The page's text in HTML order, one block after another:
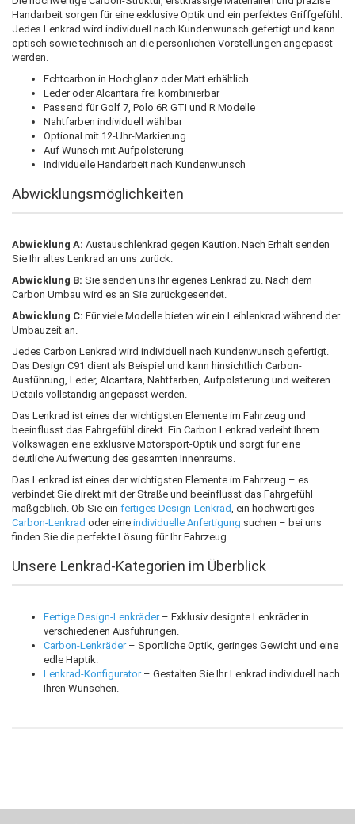
Handarbeit sorgen für eine exklusive Optik und ein perfektes Griffgefühl.
Jedes Lenkrad wird individuell nach Kundenwunsch gefertigt und kann
optisch sowie technisch an die persönlichen Vorstellungen angepasst
werden.
Echtcarbon in Hochglanz oder Matt erhältlich
Leder oder Alcantara frei kombinierbar
Passend für Golf 7, Polo 6R GTI und R Modelle
Nahtfarben individuell wählbar
Optional mit 12-Uhr-Markierung
Auf Wunsch mit Aufpolsterung
Individuelle Handarbeit nach Kundenwunsch
Abwicklungsmöglichkeiten
Abwicklung A: Austauschlenkrad gegen Kaution. Nach Erhalt senden
Sie Ihr altes Lenkrad an uns zurück.
Abwicklung B: Sie senden uns Ihr eigenes Lenkrad zu. Nach dem
Carbon Umbau wird es an Sie zurückgesendet.
Abwicklung C: Für viele Modelle bieten wir ein Leihlenkrad während der
Umbauzeit an.
Jedes Carbon Lenkrad wird individuell nach Kundenwunsch gefertigt.
Das Design C91 dient als Beispiel und kann hinsichtlich Carbon-
Ausführung, Leder, Alcantara, Nahtfarben, Aufpolsterung und weiteren
Details vollständig angepasst werden.
Das Lenkrad ist eines der wichtigsten Elemente im Fahrzeug und
beeinflusst das Fahrgefühl direkt. Ein Carbon Lenkrad verleiht Ihrem
Volkswagen eine exklusive Motorsport-Optik und sorgt für eine
deutliche Aufwertung des gesamten Innenraums.
Das Lenkrad ist eines der wichtigsten Elemente im Fahrzeug – es
verbindet Sie direkt mit der Straße und beeinflusst das Fahrgefühl
maßgeblich. Ob Sie ein fertiges Design-Lenkrad , ein hochwertiges
Carbon-Lenkrad oder eine individuelle Anfertigung suchen – bei uns
finden Sie die perfekte Lösung für Ihr Fahrzeug.
Unsere Lenkrad-Kategorien im Überblick
Fertige Design-Lenkräder– Exklusiv designte Lenkräder in
verschiedenen Ausführungen.
Carbon-Lenkräder– Sportliche Optik, geringes Gewicht und eine
edle Haptik.
Lenkrad-Konfigurator– Gestalten Sie Ihr Lenkrad individuell nach
Ihren Wünschen.